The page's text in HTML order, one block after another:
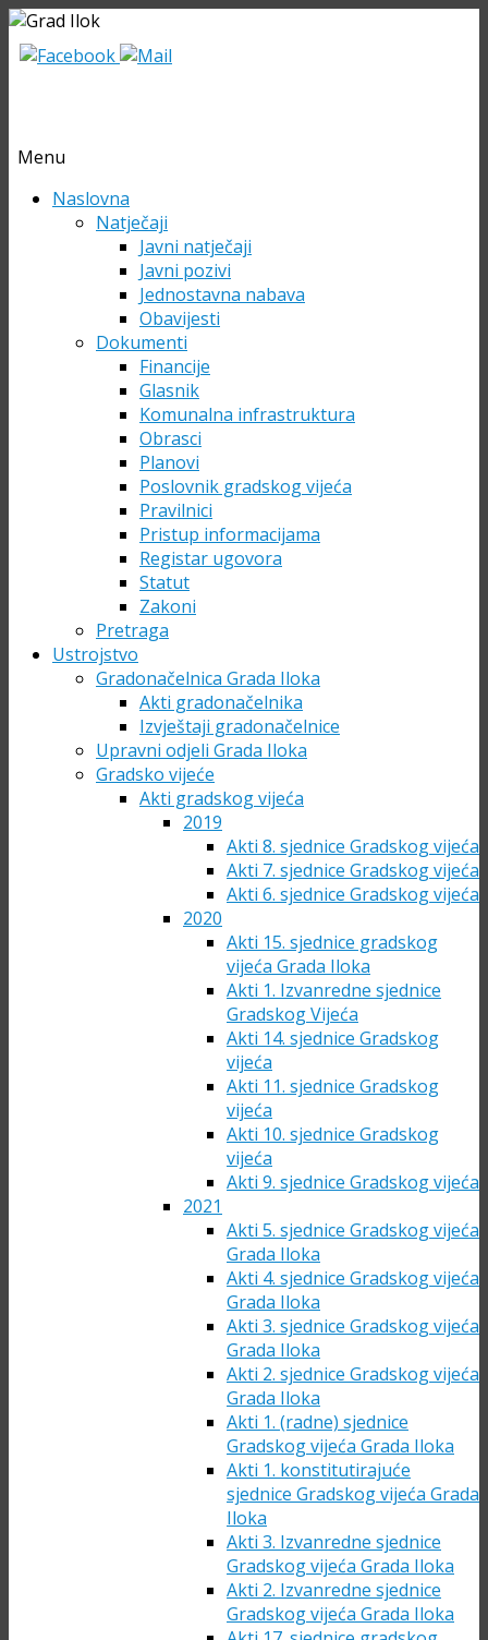
Menu
Skip Naslovna
Natječaji
Javni natječaji
Javni pozivi
Jednostavna nabava
Obavijesti
Dokumenti
Financije
Glasnik
Komunalna infrastruktura
Obrasci
Planovi
Poslovnik gradskog vijeća
Pravilnici
Pristup informacijama
Registar ugovora
Statut
Zakoni
Pretraga
Ustrojstvo
Gradonačelnica Grada Iloka
Akti gradonačelnika
Izvještaji gradonačelnice
Upravni odjeli Grada Iloka
Gradsko vijeće
Akti gradskog vijeća
2019
Akti 8. sjednice Gradskog vijeća
Akti 7. sjednice Gradskog vijeća
Akti 6. sjednice Gradskog vijeća
2020
Akti 15. sjednice gradskog
vijeća Grada Iloka
Akti 1. Izvanredne sjednice
Gradskog Vijeća
Akti 14. sjednice Gradskog
vijeća
Akti 11. sjednice Gradskog
vijeća
Akti 10. sjednice Gradskog
vijeća
Akti 9. sjednice Gradskog vijeća
2021
Akti 5. sjednice Gradskog vijeća
Grada Iloka
Akti 4. sjednice Gradskog vijeća
Grada Iloka
Akti 3. sjednice Gradskog vijeća
Grada Iloka
Akti 2. sjednice Gradskog vijeća
Grada Iloka
Akti 1. (radne) sjednice
Gradskog vijeća Grada Iloka
Akti 1. konstitutirajuće
sjednice Gradskog vijeća Grada
Iloka
Akti 3. Izvanredne sjednice
Gradskog vijeća Grada Iloka
Akti 2. Izvanredne sjednice
Gradskog vijeća Grada Iloka